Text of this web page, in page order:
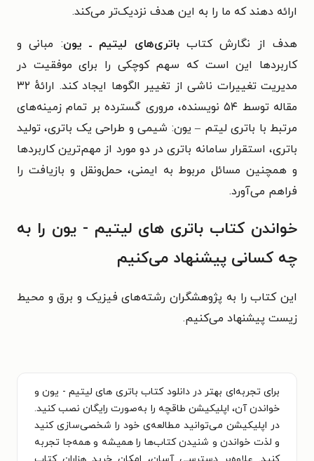
ارائه دهند که ما را به این هدف نزدیک‌تر می‌کند.
هدف از نگارش کتابباتری‌های لیتیم ـ یون: مبانی و
کاربردها این است که سهم کوچکی را برای موفقیت در
مدیریت تغییرات ناشی از تغییر الگوها ایجاد کند. ارائهٔ ۳۲
مقاله توسط ۵۴ نویسنده، مروری گسترده بر تمام زمینه‌های
مرتبط با باتری لیتم – یون: شیمی و طراحی یک باتری، تولید
باتری، استقرار سامانه باتری در دو مورد از مهم‌ترین کاربردها
و همچنین مسائل مربوط به ایمنی، حمل‌ونقل و بازیافت را
فراهم می‌آورد.
خواندن کتاب باتری های لیتیم - یون را به
چه کسانی پیشنهاد می‌کنیم
این کتاب را به پژوهشگران رشته‌های فیزیک و برق و محیط
زیست پیشنهاد می‌کنیم.
برای تجربه‌ای بهتر در دانلود کتاب باتری های لیتیم - یون و
خواندن آن، اپلیکیشن طاقچه را به‌صورت رایگان نصب کنید.
در اپلیکیشن می‌توانید مطالعه‌ی خود را شخصی‌سازی کنید
و لذت خواندن و شنیدن کتاب‌ها را همیشه و همه‌جا تجربه